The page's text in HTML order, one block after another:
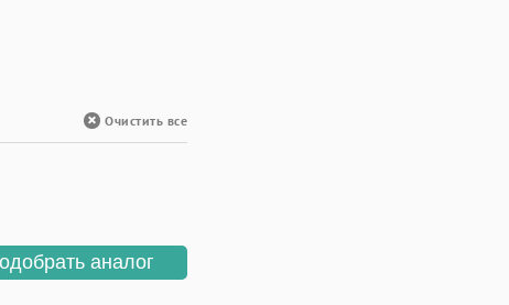
Очистить все
аналог